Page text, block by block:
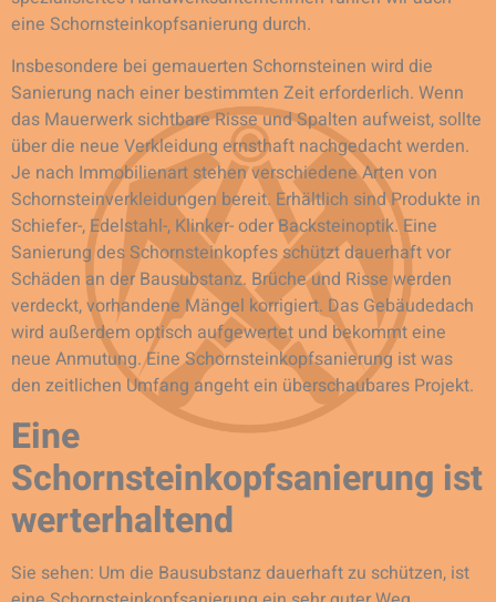
eine Schornsteinkopfsanierung durch.
Insbesondere bei gemauerten Schornsteinen wird die
Sanierung nach einer bestimmten Zeit erforderlich. Wenn
das Mauerwerk sichtbare Risse und Spalten aufweist, sollte
über die neue Verkleidung ernsthaft nachgedacht werden.
Je nach Immobilienart stehen verschiedene Arten von
Schornsteinverkleidungen bereit. Erhältlich sind Produkte in
Schiefer-, Edelstahl-, Klinker- oder Backsteinoptik. Eine
Sanierung des Schornsteinkopfes schützt dauerhaft vor
Schäden an der Bausubstanz. Brüche und Risse werden
verdeckt, vorhandene Mängel korrigiert. Das Gebäudedach
wird außerdem optisch aufgewertet und bekommt eine
neue Anmutung. Eine Schornsteinkopfsanierung ist was
den zeitlichen Umfang angeht ein überschaubares Projekt.
Eine
Schornsteinkopfsanierung ist
werterhaltend
Sie sehen: Um die Bausubstanz dauerhaft zu schützen, ist